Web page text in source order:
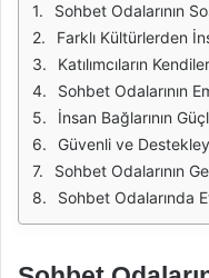
Sohbet Odalarının
Farklı Kültürlerden
Katılımcıların
Sohbet Odalarının
İnsan Bağlarının
Güvenli ve
Sohbet Odalarının
Sohbet Odalarında